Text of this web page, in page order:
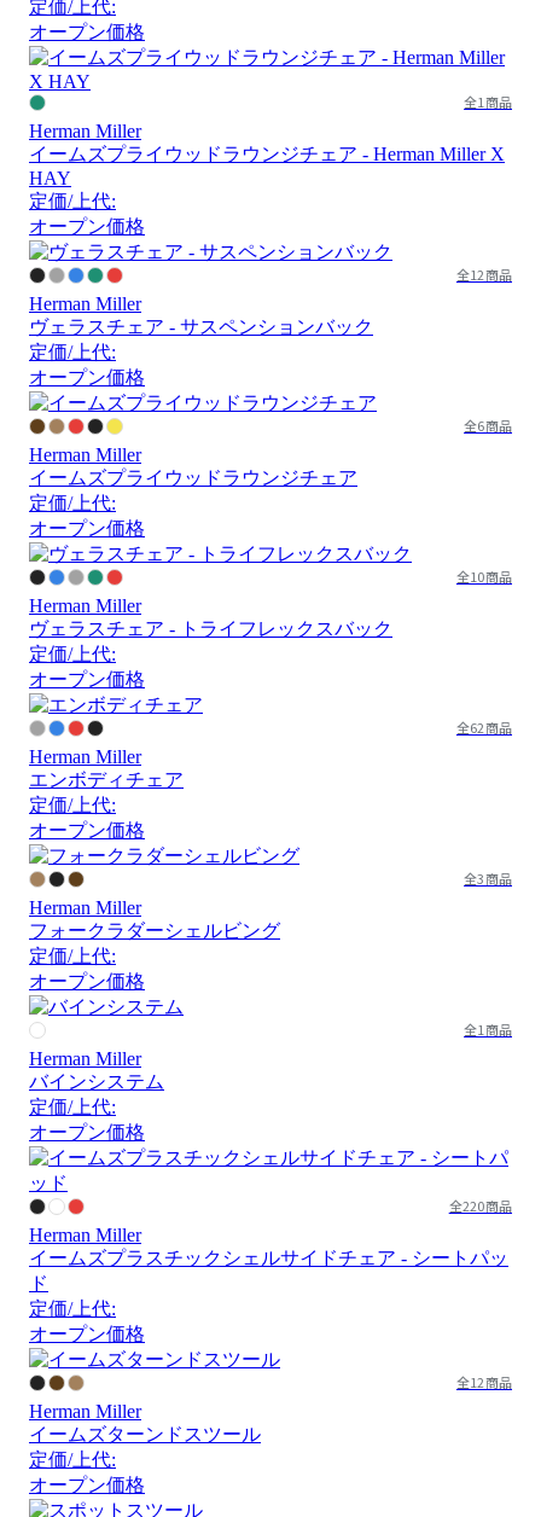
定価/上代:
オープン価格
全1商品
Herman Miller
イームズプライウッドラウンジチェア - Herman Miller X
HAY
定価/上代:
オープン価格
全12商品
Herman Miller
ヴェラスチェア - サスペンションバック
定価/上代:
オープン価格
全6商品
Herman Miller
イームズプライウッドラウンジチェア
定価/上代:
オープン価格
全10商品
Herman Miller
ヴェラスチェア - トライフレックスバック
定価/上代:
オープン価格
全62商品
Herman Miller
エンボディチェア
定価/上代:
オープン価格
全3商品
Herman Miller
フォークラダーシェルビング
定価/上代:
オープン価格
全1商品
Herman Miller
バインシステム
定価/上代:
オープン価格
全220商品
Herman Miller
イームズプラスチックシェルサイドチェア - シートパッ
ド
定価/上代:
オープン価格
全12商品
Herman Miller
イームズターンドスツール
定価/上代:
オープン価格